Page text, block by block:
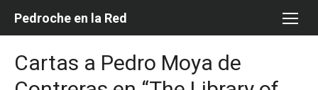
Pedroche en la Red
Cartas a Pedro Moya de